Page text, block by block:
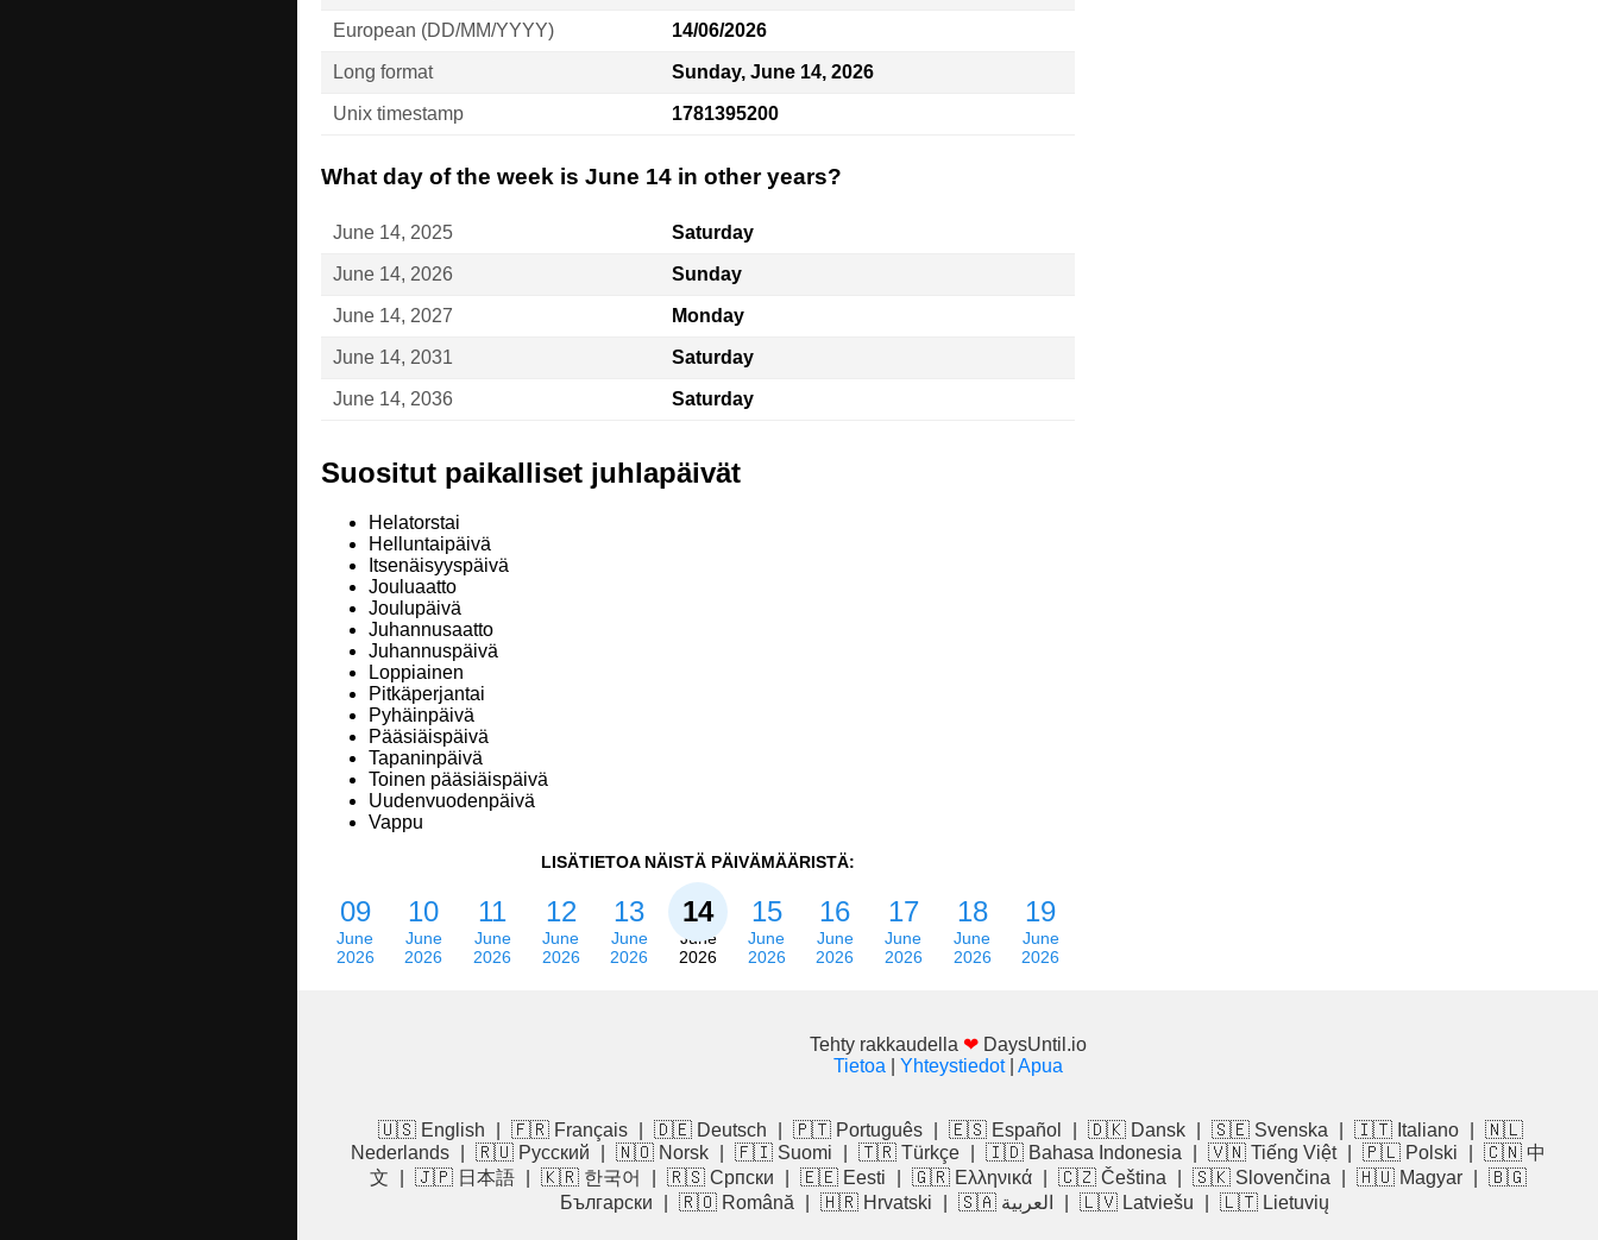
European (DD/MM/YYYY) 14/06/2026
Long format Sunday, June 14, 2026
Unix timestamp 1781395200
What day of the week is June 14 in other years?
June 14, 2025 Saturday
June 14, 2026 Sunday
June 14, 2027 Monday
June 14, 2031 Saturday
June 14, 2036 Saturday
Suositut paikalliset juhlapäivät
Helatorstai
Helluntaipäivä
Itsenäisyyspäivä
Jouluaatto
Joulupäivä
Juhannusaatto
Juhannuspäivä
Loppiainen
Pitkäperjantai
Pyhäinpäivä
Pääsiäispäivä
Tapaninpäivä
Toinen pääsiäispäivä
Uudenvuodenpäivä
Vappu
LISÄTIETOA NÄISTÄ PÄIVÄMÄÄRISTÄ:
09
June
2026
10
June
2026
11
June
2026
12
June
2026
13
June
2026
14
June
2026
15
June
2026
16
June
2026
17
June
2026
18
June
2026
19
June
2026
Tehty rakkaudella ❤ DaysUntil.io
Tietoa| Yhteystiedot| Apua
🇺🇸 English 🇫🇷 Français 🇩🇪 Deutsch 🇵🇹 Português 🇪🇸 Español 🇩🇰 Dansk 🇸🇪 Svenska 🇮🇹 Italiano
🇳🇱
Nederlands
🇷🇺 Русский 🇳🇴 Norsk 🇫🇮 Suomi 🇹🇷 Türkçe 🇮🇩 Bahasa Indonesia 🇻🇳 Tiếng Việt 🇵🇱 Polski
🇨🇳 中
文
🇯🇵 日本語 🇰🇷 한국어 🇷🇸 Српски 🇪🇪 Eesti 🇬🇷 Ελληνικά 🇨🇿 Čeština 🇸🇰 Slovenčina 🇭🇺 Magyar
🇧🇬
Български
🇷🇴 Română 🇭🇷 Hrvatski 🇸🇦 العربية 🇱🇻 Latviešu 🇱🇹 Lietuvių